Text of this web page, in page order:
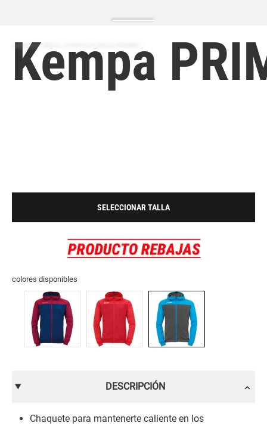
ZAPATILLA MODA | ZAPATILLA MODA HOMBRE
Kempa
SELECCIONAR TALLA
colores disponibles
DESCRIPCIÓN
Chaquete para mantenerte caliente en los